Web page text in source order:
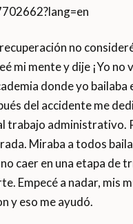
no
mi mente y dije ¡Yo no
donde yo bailaba
del accidente me
trabajo administrativo.
Miraba a todos
caer en una etapa de
Empecé a nadar, mis
y eso me ayudó.